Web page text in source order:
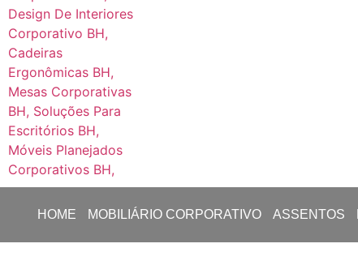
HOME MOBILIÁRIO CORPORATIVO ASSENTOS